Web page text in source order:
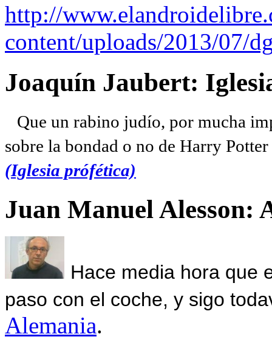
http://
content/uploads/2013/07/
Joaquín Jaubert:
Que un rabino judío, por mucha
sobre la bondad o no de Harry
(Iglesia prófética)
Juan Manuel Alesson:
Hace media hora que
paso con el coche, y sigo
Alemania.